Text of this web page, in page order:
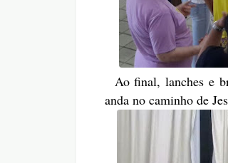
Ao final, lanches e
anda no caminho de